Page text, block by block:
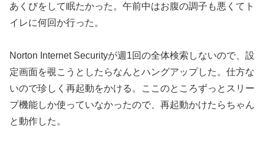
あくびをして眠たかった。午前中はお腹の調子も悪くてト
イレに何回か行った。
Norton Internet Securityが週1回の全体検索しないので、設
定画面を覗こうとしたらなんとハングアップした。仕方な
いので珍しく再起動をかける。ここのところずっとスリー
プ機能しか使っていなかったので、再起動かけたらちゃん
と動作した。